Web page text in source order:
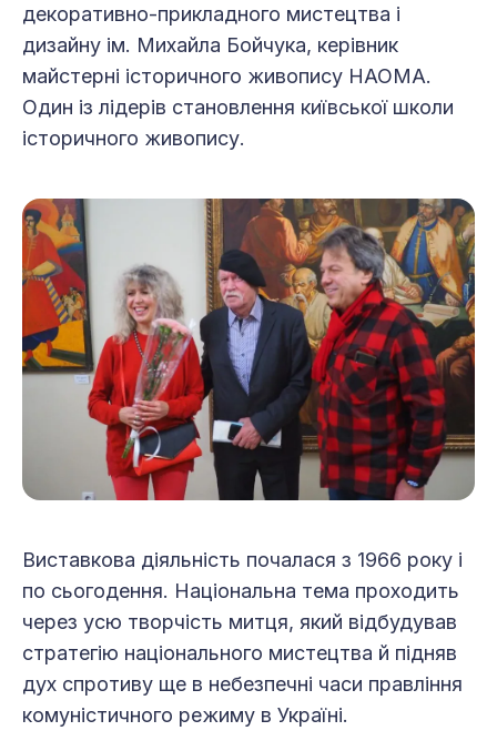
декоративно-прикладного мистецтва і
дизайну ім. Михайла Бойчука, керівник
майстерні історичного живопису НАОМА.
Один із лідерів становлення київської школи
історичного живопису.
Виставкова діяльність почалася з 1966 року і
по сьогодення. Національна тема проходить
через усю творчість митця, який відбудував
стратегію національного мистецтва й підняв
дух спротиву ще в небезпечні часи правління
комуністичного режиму в Україні.